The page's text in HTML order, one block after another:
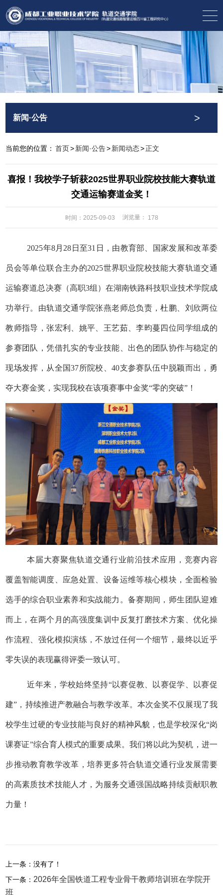
新闻·公告 >
当前您的位置： 首页>新闻·公告>新闻动态>正文
喜报！我校学子斩获2025世界职业院校技能大赛轨道
交通运输赛道金奖！
时间：2025-09-03 浏览量： 178
2025年8月 28 日至31 日，由教育部、国家发展和改革委
员会等单位联合主办的2025世界职业院校技能大赛轨道交通
运输赛道总决赛（高职3组）在湖南铁路科技职业技术学院成
功举行。由轨道交通学院张燕老师总负责，杜鹏、刘欣两位
教师指导，张宏利、姚平、王艺茹、李昀蔓四位同学组成的
参赛团队，凭借扎实的专业技能、出色的团队协作与稳定的
现场发挥，从全国37所院校、40支参赛队伍中脱颖而出，勇
夺大赛金奖，实现我校在该项赛事中金奖“零的突破” ！
本届大赛聚焦轨道交通行业前沿技术应用，竞赛内容
覆盖智能调度、应急处置、设备运维等核心模块，全面检验
选手的综合职业素养和实战能力。备赛期间，师生团队迎难
而上，在两个月的高强度集训中反复打磨技术方案、优化操
作流程、强化模拟演练，不放过任何一个细节，最终以近乎
零失误的表现赢得评委一致认可。
近年来，学校始终坚持“以赛促教、以赛促学、以赛促
建”，持续推进产教融合与教学改革。本次金奖不仅展现了我
校学生过硬的专业技能与良好的精神风貌，也是学校深化“岗
课赛证”综合育人模式的重要成果。我们将以此为契机，进一
步推动教育教学改革，培养更多符合轨道交通行业发展需要
的高素质技术技能人才，为服务交通强国战略持续贡献职教
力量！
上一条：没有了！
下一条：2026年全国铁道工程专业骨干教师培训班在学院开
班